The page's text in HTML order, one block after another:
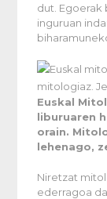
dut. Egoerak
inguruan
mitologiaz.
Euskal
liburuaren
orain.
lehenago,
Niretzat
ederragoa